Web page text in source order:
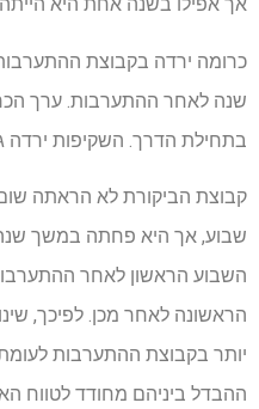
כרומה ירדה בקבוצת
שנה לאחר ההתערבות. ערך
בתחילת הדרך. השקיפות ירדה
קבוצת הביקורת לא הראתה
שבוע, אך היא פחתה במשך
השבוע הראשון לאחר
הראשונה לאחר מכן. לפיכך,
יותר בקבוצת ההתערבות
ההבדל ביניהם מחודד לטווח